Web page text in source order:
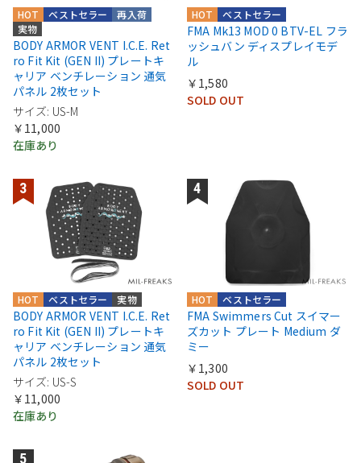
実物
再入荷
ベストセラー
HOT
BODY ARMOR VENT I.C.E. Ret
ro Fit Kit (GEN II) プレートキ
ャリア ベンチレーション 通気
パネル 2枚セット
サイズ: US-M
￥11,000
在庫あり
ベストセラー
HOT
FMA Mk13 MOD 0 BTV-EL フラ
ッシュバン ディスプレイモデ
ル
￥1,580
SOLD OUT
実物
ベストセラー
HOT
BODY ARMOR VENT I.C.E. Ret
ro Fit Kit (GEN II) プレートキ
ャリア ベンチレーション 通気
パネル 2枚セット
サイズ: US-S
￥11,000
在庫あり
ベストセラー
HOT
FMA Swimmers Cut スイマー
ズカット プレート Medium ダ
ミー
￥1,300
SOLD OUT